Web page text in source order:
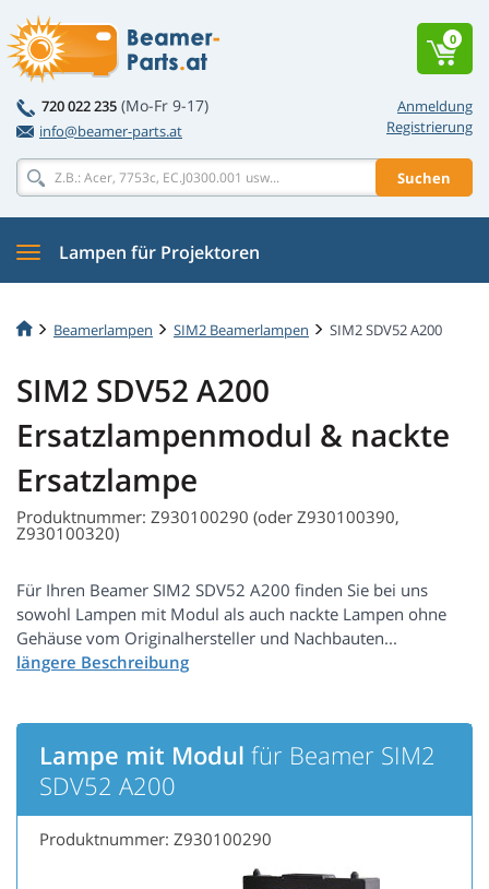
Anmeldung
Registrierung
720 022 235 (Mo-Fr 9-17)
info@beamer-parts.at
Suchen
0
Lampen für Projektoren
Beamerlampen SIM2 Beamerlampen SIM2 SDV52 A200
SIM2 SDV52 A200
Ersatzlampenmodul & nackte
Ersatzlampe
Produktnummer: Z930100290 (oder Z930100390,
Z930100320)
Für Ihren Beamer SIM2 SDV52 A200 finden Sie bei uns
sowohl Lampen mit Modul als auch nackte Lampen ohne
Gehäuse vom Originalhersteller und Nachbauten...
Lampe mit Modul für Beamer SIM2
SDV52 A200
Produktnummer: Z930100290